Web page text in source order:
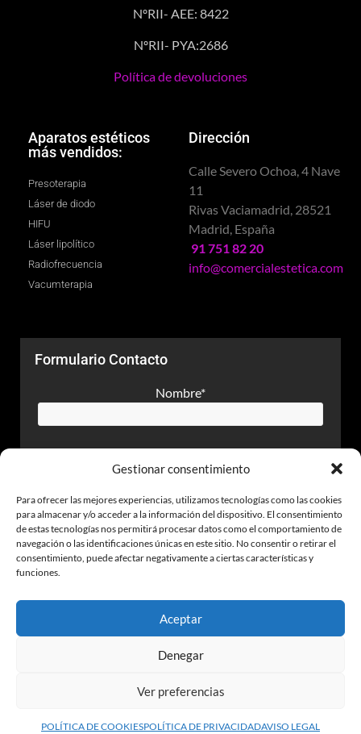
Gestionar consentimiento
Para ofrecer las mejores experiencias, utilizamos tecnologías como las cookies
para almacenar y/o acceder a la información del dispositivo. El consentimiento
de estas tecnologías nos permitirá procesar datos como el comportamiento de
navegación o las identificaciones únicas en este sitio. No consentir o retirar el
consentimiento, puede afectar negativamente a ciertas características y
funciones.
Aceptar
Denegar
Ver preferencias
POLÍTICA DE COOKIESPOLÍTICA DE PRIVACIDADAVISO LEGAL
NºRII- AEE: 8422
NºRII- PYA:2686
Política de devoluciones
Aparatos estéticos
más vendidos:
Presoterapia
Láser de diodo
HIFU
Láser lipolítico
Radiofrecuencia
Vacumterapia
Dirección
Calle Severo Ochoa, 4 Nave
11
Rivas Vaciamadrid, 28521
Madrid, España
91 751 82 20
info@comercialestetica.com
Formulario Contacto
Nombre*
Email*
Teléfono*
Acepto las condiciones de uso y